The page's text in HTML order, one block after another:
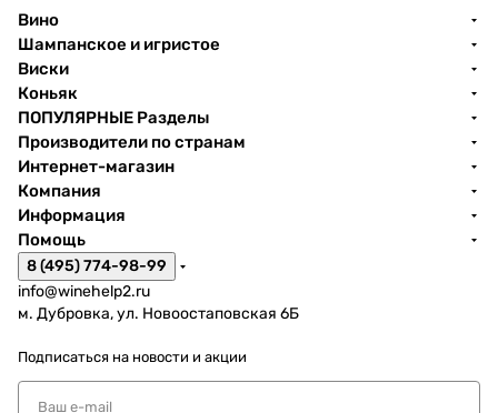
Вино
Шампанское и игристое
Виски
Коньяк
ПОПУЛЯРНЫЕ Разделы
Производители по странам
Интернет-магазин
Компания
Информация
Помощь
8 (495) 774-98-99
info@winehelp2.ru
м. Дубровка, ул. Новоостаповская 6Б
Подписаться на новости и акции